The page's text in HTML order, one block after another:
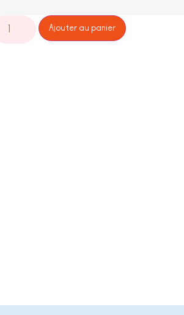
Ajouter au panier
Alternative: